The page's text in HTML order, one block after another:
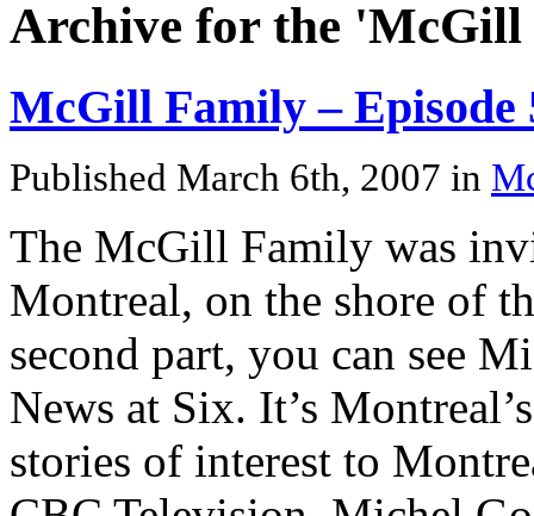
Archive for the
McGill Family – Episode
Published March 6th, 2007 in
The McGill Family was
Montreal, on the shore of
second part, you can see
News at Six. It’s
stories of interest to